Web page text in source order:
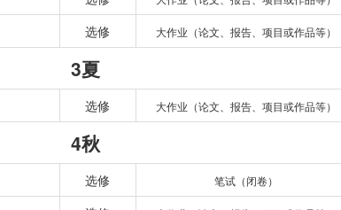
选修 大作业（论文、报告、项目或作品等）
3夏
选修 大作业（论文、报告、项目或作品等）
4秋
选修 笔试（闭卷）